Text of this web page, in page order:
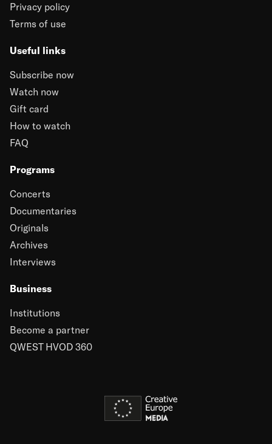
Privacy policy
Terms of use
Useful links
Subscribe now
Watch now
Gift card
How to watch
FAQ
Programs
Concerts
Documentaries
Originals
Archives
Interviews
Business
Institutions
Become a partner
QWEST HVOD 360